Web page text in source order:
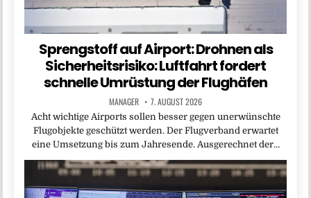
Sprengstoff auf Airport: Drohnen als
Sicherheitsrisiko: Luftfahrt fordert
schnelle Umrüstung der Flughäfen
MANAGER 7. AUGUST 2026
Acht wichtige Airports sollen besser gegen unerwünschte
Flugobjekte geschützt werden. Der Flugverband erwartet
eine Umsetzung bis zum Jahresende. Ausgerechnet der…